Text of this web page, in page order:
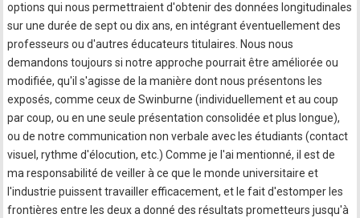
options qui nous permettraient d'obtenir des données longitudinales
sur une durée de sept ou dix ans, en intégrant éventuellement des
professeurs ou d'autres éducateurs titulaires. Nous nous
demandons toujours si notre approche pourrait être améliorée ou
modifiée, qu'il s'agisse de la manière dont nous présentons les
exposés, comme ceux de Swinburne (individuellement et au coup
par coup, ou en une seule présentation consolidée et plus longue),
ou de notre communication non verbale avec les étudiants (contact
visuel, rythme d'élocution, etc.) Comme je l'ai mentionné, il est de
ma responsabilité de veiller à ce que le monde universitaire et
l'industrie puissent travailler efficacement, et le fait d'estomper les
frontières entre les deux a donné des résultats prometteurs jusqu'à